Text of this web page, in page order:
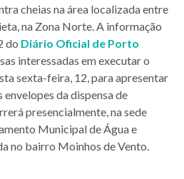
cheias na área localizada entre
na Zona Norte. A informação
do Diário Oficial de Porto
interessadas em executar o
sexta-feira, 12, para apresentar
da dispensa de
presencialmente, na sede
Municipal de Água e
no bairro Moinhos de Vento.